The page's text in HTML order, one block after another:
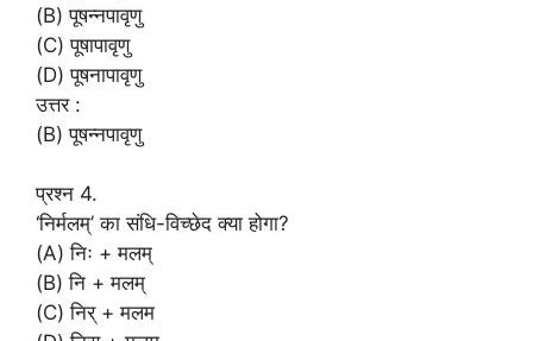
(B) पूषन्नपावृणु
(C) पूषापावृणु
(D) पूषनापावृणु
उत्तर :
(B) पूषन्नपावृणु
प्रश्न 4.
‘निर्मलम्’ का संधि-विच्छेद क्या होगा?
(A) निः + मलम्
(B) नि + मलम्
(C) निर् + मलम